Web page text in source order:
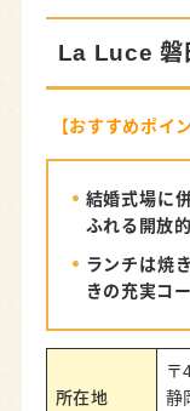
La Luce 磐
【おすすめポイ
結婚式場に
ふれる開放
ランチは焼
きの充実コ
所在地
〒
静